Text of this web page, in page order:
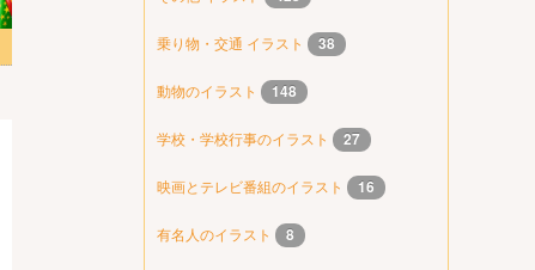
乗り物・交通 イラスト 38
動物のイラスト 148
学校・学校行事のイラスト 27
映画とテレビ番組のイラスト 16
有名人のイラスト 8